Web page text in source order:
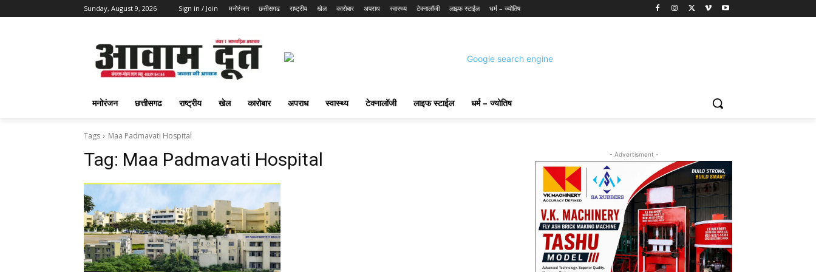
Sunday, August 9, 2026 Sign in / Join मनोरंजन छत्तीसगढ राष्ट्रीय खेल कारोबार अपराध स्वास्थ्य टेक्नालॉजी लाइफ स्टाईल धर्म – ज्योतिष
मनोरंजन छत्तीसगढ राष्ट्रीय खेल कारोबार अपराध स्वास्थ्य टेक्नालॉजी लाइफ स्टाईल धर्म – ज्योतिष
Tags Maa Padmavati Hospital
Tag: Maa Padmavati Hospital - Advertisment -